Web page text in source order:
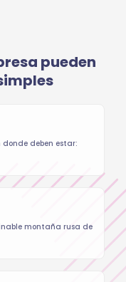
pueden
deben estar:
montaña rusa de